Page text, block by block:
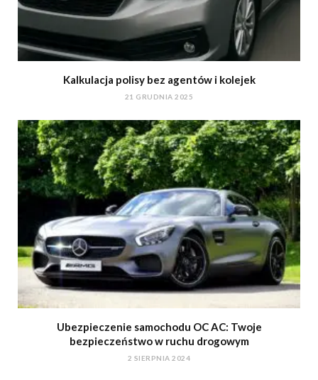
Kalkulacja polisy bez agentów i kolejek
21 GRUDNIA 2025
Ubezpieczenie samochodu OC AC: Twoje
bezpieczeństwo w ruchu drogowym
2 SIERPNIA 2024